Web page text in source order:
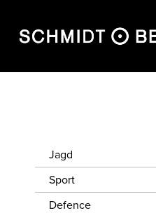
DEFENCE
HÄNDLERSUCHE
Jagd
Sport
Defence